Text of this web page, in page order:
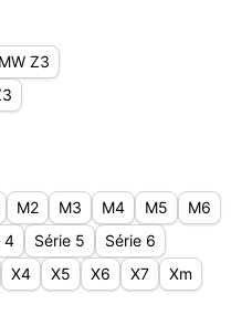
Z3
M2 M3 M4 M5
M6
4 Série 5
Série 6
X4 X5 X6 X7
Xm